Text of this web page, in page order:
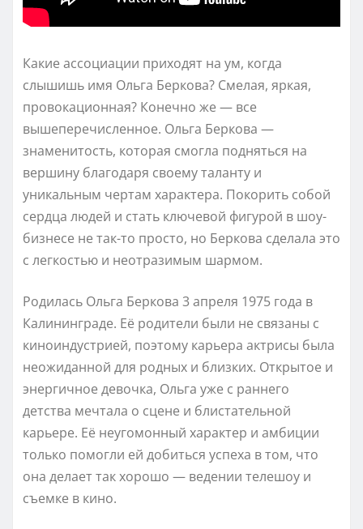
Какие ассоциации приходят на ум, когда
слышишь имя Ольга Беркова? Смелая, яркая,
провокационная? Конечно же — все
вышеперечисленное. Ольга Беркова —
знаменитость, которая смогла подняться на
вершину благодаря своему таланту и
уникальным чертам характера. Покорить собой
сердца людей и стать ключевой фигурой в шоу-
бизнесе не так-то просто, но Беркова сделала это
с легкостью и неотразимым шармом.
Родилась Ольга Беркова 3 апреля 1975 года в
Калининграде. Её родители были не связаны с
киноиндустрией, поэтому карьера актрисы была
неожиданной для родных и близких. Открытое и
энергичное девочка, Ольга уже с раннего
детства мечтала о сцене и блистательной
карьере. Её неугомонный характер и амбиции
только помогли ей добиться успеха в том, что
она делает так хорошо — ведении телешоу и
съемке в кино.